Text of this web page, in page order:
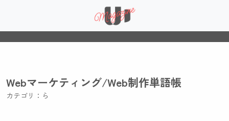
Webマーケティング/Web制作単語帳
カテゴリ：ら